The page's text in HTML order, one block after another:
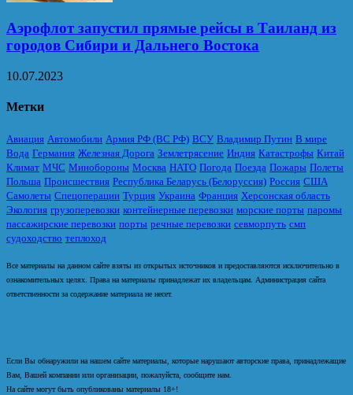
Аэрофлот запустил прямые рейсы в Таиланд из
городов Сибири и Дальнего Востока
10.07.2023
Метки
Авиация Автомобили Армия РФ (ВС РФ) ВСУ Владимир Путин В мире
Вода Германия Железная Дорога Землетрясение Индия Катастрофы Китай
Климат МЧС Минобороны Москва НАТО Погода Поезда Пожары Полеты
Польша Происшествия Республика Беларусь (Белоруссия) Россия США
Самолеты Спецоперации Турция Украина Франция Херсонская область
Экология грузоперевозки контейнерные перевозки морские порты паромы
пассажирские перевозки порты речные перевозки севморпуть смп
судоходство теплоход
Все материалы на данном сайте взяты из открытых источников и предоставляются исключительно в
ознакомительных целях. Права на материалы принадлежат их владельцам. Администрация сайта
ответственности за содержание материала не несет.
Если Вы обнаружили на нашем сайте материалы, которые нарушают авторские права, принадлежащие
Вам, Вашей компании или организации, пожалуйста, сообщите нам.
На сайте могут быть опубликованы материалы 18+!